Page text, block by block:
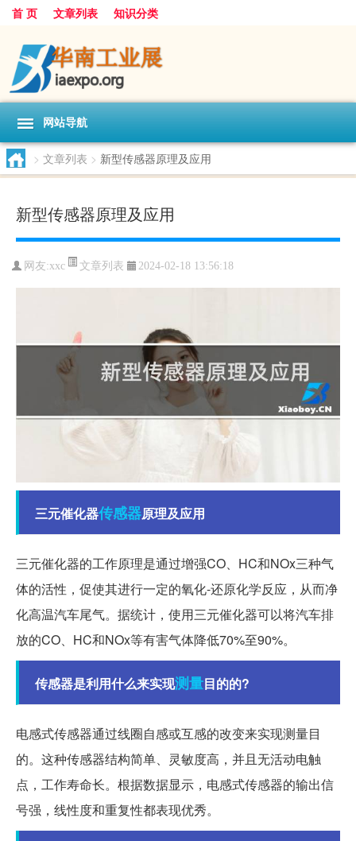
首 页 文章列表 知识分类
网站导航
> 文章列表 > 新型传感器原理及应用
新型传感器原理及应用
网友:xxc 文章列表 2024-02-18 13:56:18
三元催化器传感器原理及应用
三元催化器的工作原理是通过增强CO、HC和NOx三种气
体的活性，促使其进行一定的氧化-还原化学反应，从而净
化高温汽车尾气。据统计，使用三元催化器可以将汽车排
放的CO、HC和NOx等有害气体降低70%至90%。
传感器是利用什么来实现测量目的的?
电感式传感器通过线圈自感或互感的改变来实现测量目
的。这种传感器结构简单、灵敏度高，并且无活动电触
点，工作寿命长。根据数据显示，电感式传感器的输出信
号强，线性度和重复性都表现优秀。